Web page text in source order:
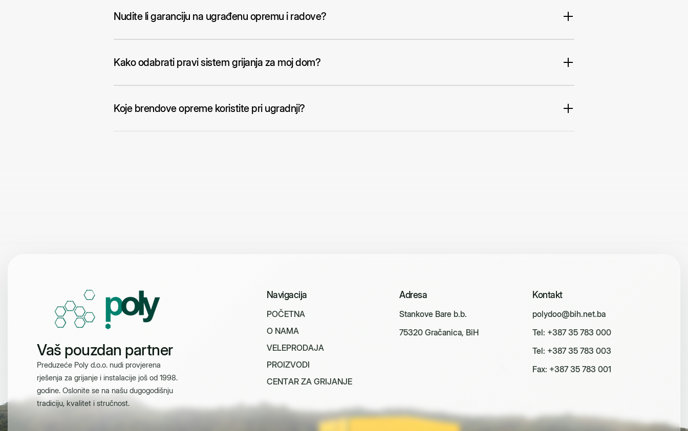
Nudite li garanciju na ugrađenu opremu i radove?
Kako odabrati pravi sistem grijanja za moj dom?
Koje brendove opreme koristite pri ugradnji?
Vaš pouzdan partner
Preduzeće Poly d.o.o. nudi provjerena
rješenja za grijanje i instalacije još od 1998.
godine. Oslonite se na našu dugogodišnju
tradiciju, kvalitet i stručnost.
Navigacija
POČETNA
O NAMA
VELEPRODAJA
PROIZVODI
CENTAR ZA GRIJANJE
Adresa
Stankove Bare b.b.
75320 Gračanica, BiH
Kontakt
polydoo@bih.net.ba
Tel: +387 35 783 000
Tel: +387 35 783 003
Fax: +387 35 783 001